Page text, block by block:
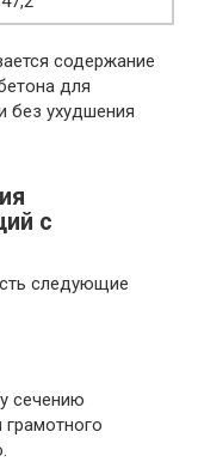
содержание
для
без ухудшения
с
следующие
сечению
грамотного